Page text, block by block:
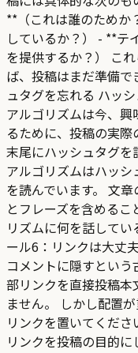
**（これは誰のためか
しているか？） - **テ
を提供するか？） こ
ば、投稿はまだ準備
ュタグを忘れる ハッ
アルゴリズムは今、
るために、投稿の実際
末尾にハッシュタグを
アルゴリズムはハッ
を読んでいます。 文
とフレーズを含める
リズムに何を話して
ール6：リンクは大丈
コメントに隠すとい
部リンクを直接投稿本
ません。 しかし配置
リンクを置いてくださ
リンクを投稿の目的